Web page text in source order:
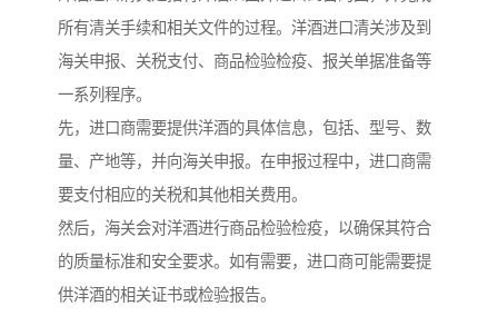
所有清关手续和相关文件的过程。洋酒进口清关涉及到
海关申报、关税支付、商品检验检疫、报关单据准备等
一系列程序。
先，进口商需要提供洋酒的具体信息，包括、型号、数
量、产地等，并向海关申报。在申报过程中，进口商需
要支付相应的关税和其他相关费用。
然后，海关会对洋酒进行商品检验检疫，以确保其符合
的质量标准和安全要求。如有需要，进口商可能需要提
供洋酒的相关证书或检验报告。